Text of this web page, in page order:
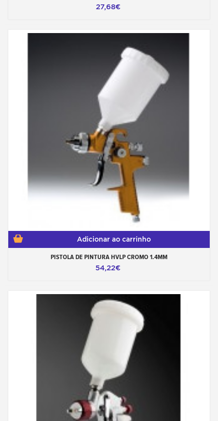
27,68€
Adicionar ao carrinho
PISTOLA DE PINTURA HVLP CROMO 1.4MM
54,22€